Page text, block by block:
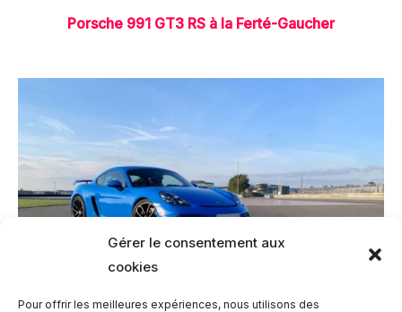
Gérer le consentement aux
cookies
Pour offrir les meilleures expériences, nous utilisons des
Porsche 991 GT3 RS à la Ferté-Gaucher